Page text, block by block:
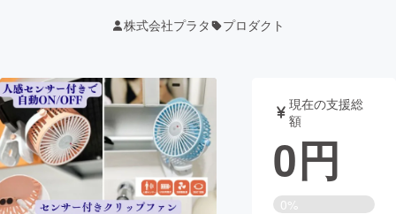
注目の新着プロ
ジェクト
募集終了が近いプ
ロジェクト
アート・写真 音楽
テクノロジー・ガジェット ゲーム・サ
映像・映画 書籍・雑誌
株式会社プラタ プロダクト
現在の支援総
額
0円
0%